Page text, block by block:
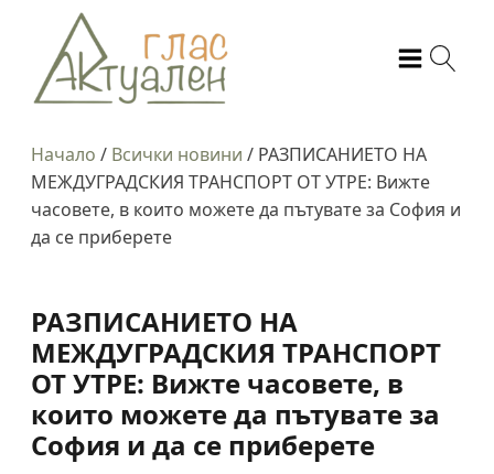
Начало / Всички новини / РАЗПИСАНИЕТО НА
МЕЖДУГРАДСКИЯ ТРАНСПОРТ ОТ УТРЕ: Вижте
часовете, в които можете да пътувате за София и
да се приберете
РАЗПИСАНИЕТО НА
МЕЖДУГРАДСКИЯ ТРАНСПОРТ
ОТ УТРЕ: Вижте часовете, в
които можете да пътувате за
София и да се приберете